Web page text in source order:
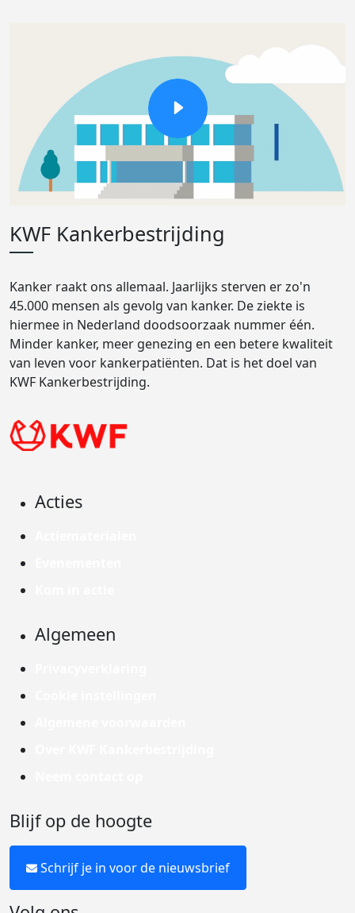
KWF Kankerbestrijding
Kanker raakt ons allemaal. Jaarlijks sterven er zo'n
45.000 mensen als gevolg van kanker. De ziekte is
hiermee in Nederland doodsoorzaak nummer één.
Minder kanker, meer genezing en een betere kwaliteit
van leven voor kankerpatiënten. Dat is het doel van
KWF Kankerbestrijding.
Acties
Algemeen
Blijf op de hoogte
Schrijf je in voor de nieuwsbrief